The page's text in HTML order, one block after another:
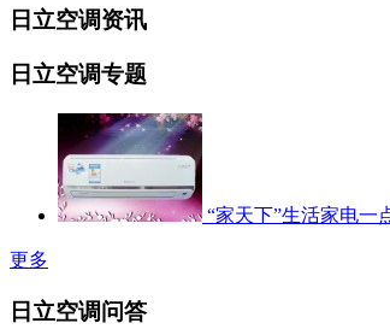
日立空调资讯
日立空调专题
“家天下”生活家电
更多
日立空调问答